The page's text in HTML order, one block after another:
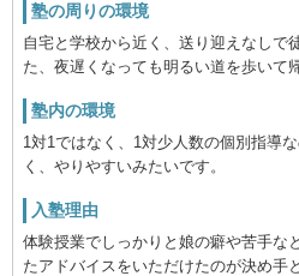
塾の周りの環境
自宅と学校から近く、送り迎えなしで
た、夜遅くなっても明るい道を歩いて
塾内の環境
1対1ではなく、1対少人数の個別指導
く、やりやすいみたいです。
入塾理由
体験授業でしっかりと娘の癖や苦手な
たアドバイスをいただけたのが決め手